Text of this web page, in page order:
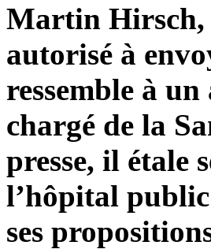
Martin Hirsch,
autorisé à
ressemble à
chargé de la
presse, il étale
l’hôpital
ses